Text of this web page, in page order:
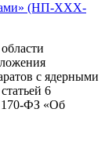
(НП-ХХХ-
с ядерными
6
170-ФЗ «Об